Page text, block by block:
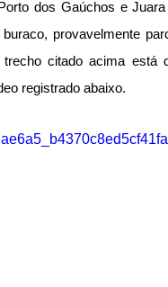
dos Gaúchos e
provavelmente
citado acima está
registrado abaixo.